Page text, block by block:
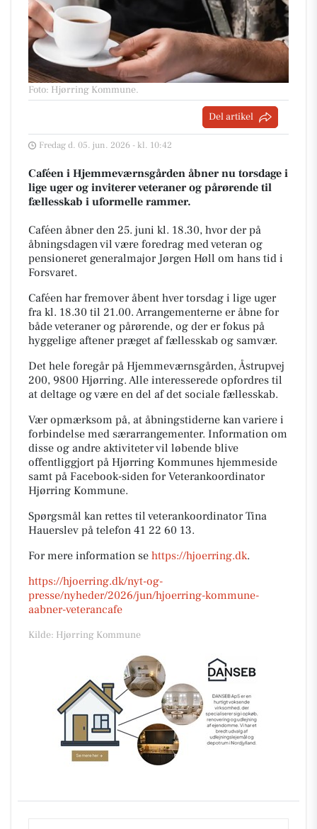
Foto: Hjørring Kommune.
Del artikel
Fredag d. 05. jun. 2026 - kl. 10:42
Caféen i Hjemmeværnsgården åbner nu torsdage i
lige uger og inviterer veteraner og pårørende til
fællesskab i uformelle rammer.
Caféen åbner den 25. juni kl. 18.30, hvor der på
åbningsdagen vil være foredrag med veteran og
pensioneret generalmajor Jørgen Høll om hans tid i
Forsvaret.
Caféen har fremover åbent hver torsdag i lige uger
fra kl. 18.30 til 21.00. Arrangementerne er åbne for
både veteraner og pårørende, og der er fokus på
hyggelige aftener præget af fællesskab og samvær.
Det hele foregår på Hjemmeværnsgården, Åstrupvej
200, 9800 Hjørring. Alle interesserede opfordres til
at deltage og være en del af det sociale fællesskab.
Vær opmærksom på, at åbningstiderne kan variere i
forbindelse med særarrangementer. Information om
disse og andre aktiviteter vil løbende blive
offentliggjort på Hjørring Kommunes hjemmeside
samt på Facebook-siden for Veterankoordinator
Hjørring Kommune.
Spørgsmål kan rettes til veterankoordinator Tina
Hauerslev på telefon 41 22 60 13.
For mere information se https://hjoerring.dk.
https://hjoerring.dk/nyt-og-
presse/nyheder/2026/jun/hjoerring-kommune-
aabner-veterancafe
Kilde: Hjørring Kommune